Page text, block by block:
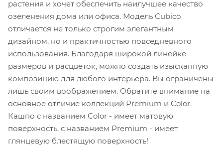
растения и хочет обеспечить наилучшее качество
озеленения дома или офиса. Модель Cubico
отличается не только строгим элегантным
дизайном, но и практичностью повседневного
использования. Благодаря широкой линейке
размеров и расцветок, можно создать изысканную
композицию для любого интерьера. Вы ограничены
лишь своим воображением. Обратите внимание на
основное отличие коллекций Premium и Color.
Кашпо с названием Color - имеет матовую
поверхность, с названием Premium - имеет
глянцевую блестящую поверхность!